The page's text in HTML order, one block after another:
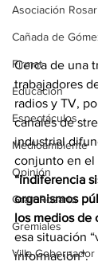
Asociación
Cañada de
Firmat
Educación
Espectáculos
Medioambiente
Opinión
Gran Rosario
Gremiales
Villa Gobernador
Cerca de una
trabajadores
radios y TV,
canales de
industrial
conjunto en el
“indiferencia
organismos
los medios de
esa situación
información”.